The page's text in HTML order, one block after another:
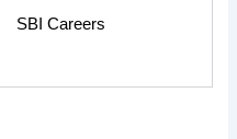
SBI Careers